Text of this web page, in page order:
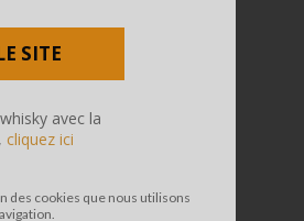
SITE
des cookies que nous utilisons
avec la
cliquez ici